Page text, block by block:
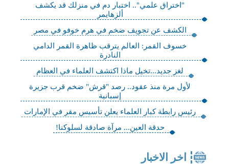
"اختراق علمي".. اختبار دم في منزلك قد يكشف
ألزهايمر
الكشف عن تجويف ضخم في هرم خوفو في مصر
خسوف القمر: العالم يترقب ظاهرة القمر الدامي
النادرة
لغز جديد...تخيل ماذا اكتشف العلماء في العظام
لأول مرة منذ عقود.. رصد "قرش" ضخم قرب جزيرة
إسبانية
رئيس رابطة كبار العلماء يعلن تأسيس مقر في الإمارات
حدقة العين... مرآة صادقة لسلوكنا!
اخر الاخبار